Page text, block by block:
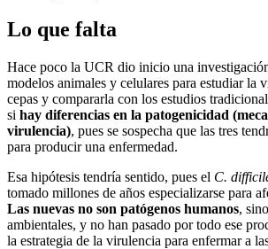
Lo que falta
Hace poco la UCR dio inicio una
modelos animales y celulares para estudiar la
cepas y compararla con los estudios
si hay diferencias en la patogenicidad
virulencia), pues se sospecha que las tres
para producir una enfermedad.
Esa hipótesis tendría sentido, pues el C.
tomado millones de años especializarse para
Las nuevas no son patógenos humanos,
ambientales, y no han pasado por todo ese
la estrategia de la virulencia para enfermar a